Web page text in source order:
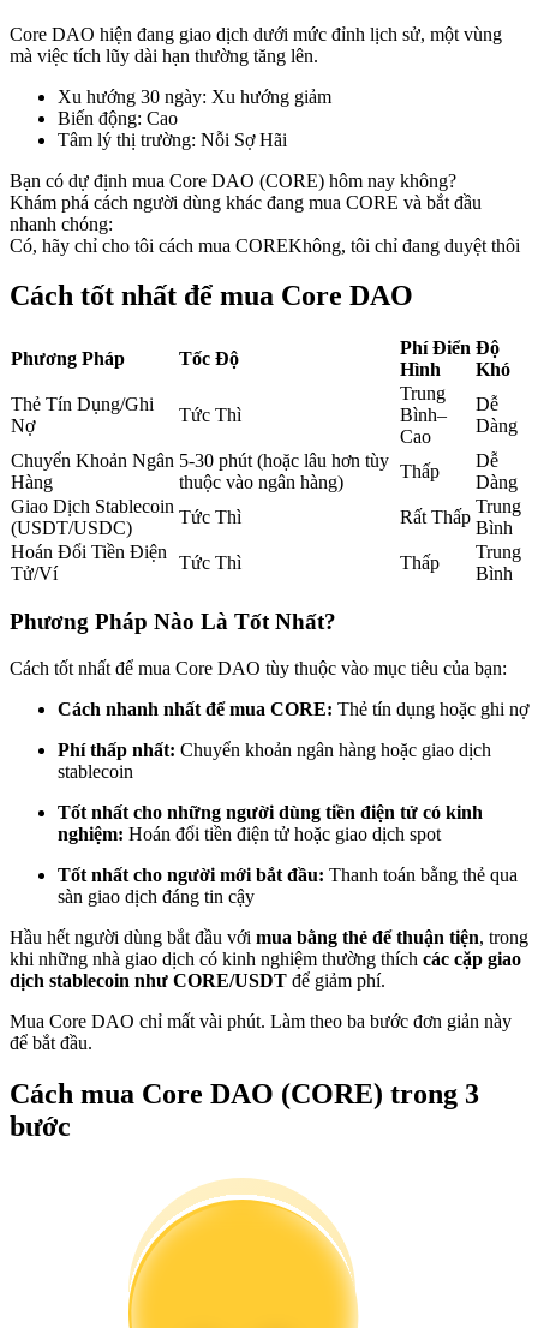
USDC Futures vĩnh cửu
Futures sử dụng USDC làm tài sản thế chấp
Sao chép Giao dịch
Tham gia cùng các nhà giao dịch hàng đầu
Trở thành Nhà giao dịch Sao chép
Thông tin
Hướng dẫn
Core DAO hiện đang giao dịch dưới mức đỉnh lịch sử, một vùng
mà việc tích lũy dài hạn thường tăng lên.
Xu hướng 30 ngày: Xu hướng giảm
Biến động: Cao
Tâm lý thị trường: Nỗi Sợ Hãi
Bạn có dự định mua Core DAO (CORE) hôm nay không?
Khám phá cách người dùng khác đang mua CORE và bắt đầu
nhanh chóng:
Có, hãy chỉ cho tôi cách mua COREKhông, tôi chỉ đang duyệt thôi
Cách tốt nhất để mua Core DAO
Phương Pháp Tốc Độ
Phí Điển
Hình
Độ
Khó
Thẻ Tín Dụng/Ghi
Nợ
Tức Thì
Trung
Bình–
Cao
Dễ
Dàng
Chuyển Khoản Ngân
Hàng
5-30 phút (hoặc lâu hơn tùy
thuộc vào ngân hàng)
Thấp
Dễ
Dàng
Giao Dịch Stablecoin
(USDT/USDC)
Tức Thì Rất Thấp
Trung
Bình
Hoán Đổi Tiền Điện
Tử/Ví
Tức Thì Thấp
Trung
Bình
Phương Pháp Nào Là Tốt Nhất?
Cách tốt nhất để mua Core DAO tùy thuộc vào mục tiêu của bạn:
Cách nhanh nhất để mua CORE: Thẻ tín dụng hoặc ghi nợ
Phí thấp nhất: Chuyển khoản ngân hàng hoặc giao dịch
stablecoin
Tốt nhất cho những người dùng tiền điện tử có kinh
nghiệm: Hoán đổi tiền điện tử hoặc giao dịch spot
Tốt nhất cho người mới bắt đầu: Thanh toán bằng thẻ qua
sàn giao dịch đáng tin cậy
Hầu hết người dùng bắt đầu với mua bằng thẻ để thuận tiện, trong
khi những nhà giao dịch có kinh nghiệm thường thích các cặp giao
dịch stablecoin như CORE/USDT để giảm phí.
Mua Core DAO chỉ mất vài phút. Làm theo ba bước đơn giản này
để bắt đầu.
Cách mua Core DAO (CORE) trong 3
bước